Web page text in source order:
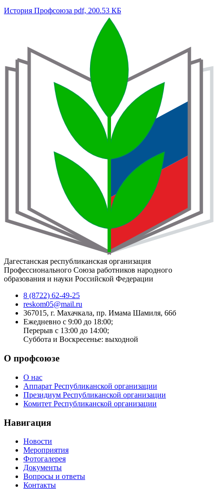
История Профсоюза pdf, 200.53 КБ
Дагестанская республиканская организация
Профессионального Союза работников народного
образования и науки Российской Федерации
8 (8722) 62-49-25
reskom05@mail.ru
367015, г. Махачкала, пр. Имама Шамиля, 66б
Ежедневно с 9:00 до 18:00;
Перерыв с 13:00 до 14:00;
Суббота и Воскресенье: выходной
О профсоюзе
О нас
Аппарат Республиканской организации
Президиум Республиканской организации
Комитет Республиканской организации
Навигация
Новости
Мероприятия
Фотогалерея
Документы
Вопросы и ответы
Контакты